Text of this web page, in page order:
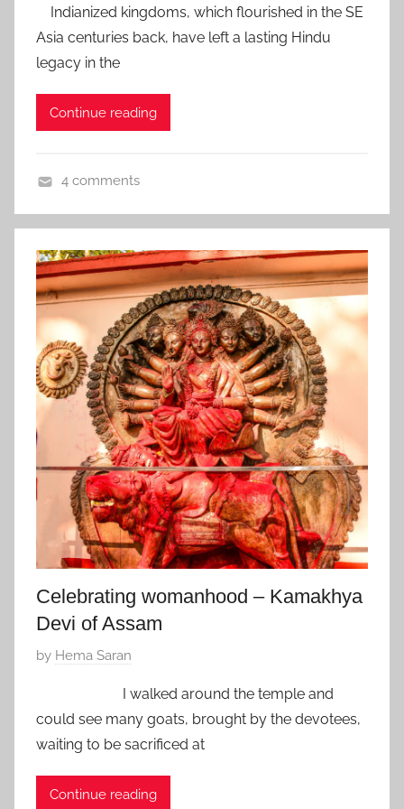
i
t
t
e
d
a
u
a
r
y
2
,
2
0
9
Indianized kingdoms, which flourished in the SE
Asia centuries back, have left a lasting Hindu
legacy in the
Continue reading
i
e
t
n
a
m
,
Z
a
v
o
4 comments
Celebrating womanhood – Kamakhya
Devi of Assam
P
t
e
d
by Hema Saran
I walked around the temple and
could see many goats, brought by the devotees,
waiting to be sacrificed at
Continue reading